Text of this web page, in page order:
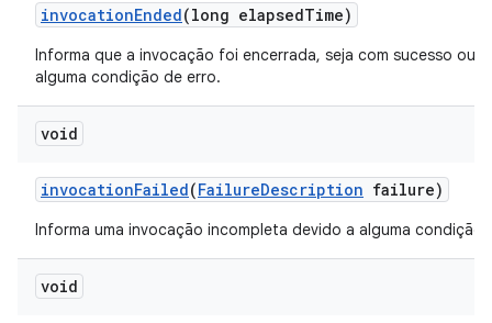
invocationEnded(long elapsedTime)
Informa que a invocação foi encerrada, seja com sucesso ou
alguma condição de erro.
void
invocationFailed(FailureDescription failure)
Informa uma invocação incompleta devido a alguma condição
void